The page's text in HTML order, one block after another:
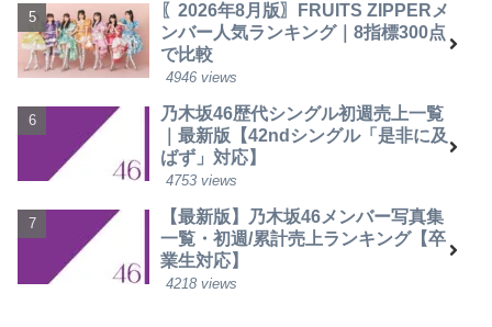
〖2026年8月版〗FRUITS ZIPPERメ
ンバー人気ランキング｜8指標300点
で比較
4946 views
乃木坂46歴代シングル初週売上一覧
｜最新版【42ndシングル「是非に及
ばず」対応】
4753 views
【最新版】乃木坂46メンバー写真集
一覧・初週/累計売上ランキング【卒
業生対応】
4218 views